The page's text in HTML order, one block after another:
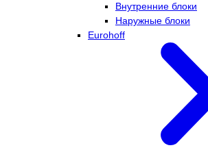
Внутренние блоки
Наружные блоки
Eurohoff